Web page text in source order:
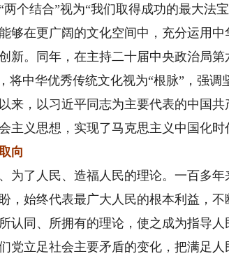
个结合”视为“我们取得成功的最大法
够在更广阔的文化空间中，充分运用
新。同年，在主持二十届中央政治局
将中华优秀传统文化视为“根脉”，强
来，以习近平同志为主要代表的中国共
主义思想，实现了马克思主义中国化时
向
了人民、造福人民的理论。一百多年
，始终代表最广大人民的根本利益，
认同、所拥有的理论，使之成为指导
党立足社会主要矛盾的变化，把满足人